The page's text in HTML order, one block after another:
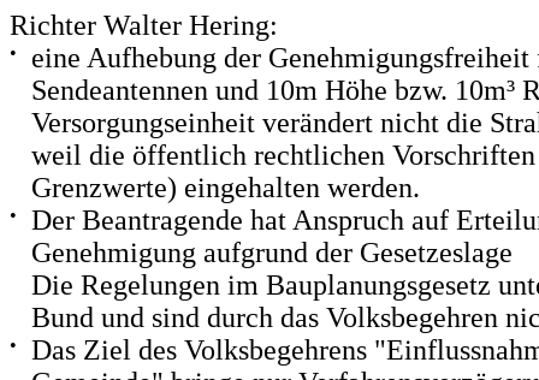
Richter Walter Hering:
•
eine Aufhebung der Genehmigungsfreiheit
Sendeantennen und 10m Höhe bzw. 10m³
Versorgungseinheit verändert nicht die
weil die öffentlich rechtlichen Vorschriften
Grenzwerte) eingehalten werden.
•
Der Beantragende hat Anspruch auf
Genehmigung aufgrund der Gesetzeslage
Die Regelungen im Bauplanungsgesetz
Bund und sind durch das Volksbegehren
•
Das Ziel des Volksbegehrens